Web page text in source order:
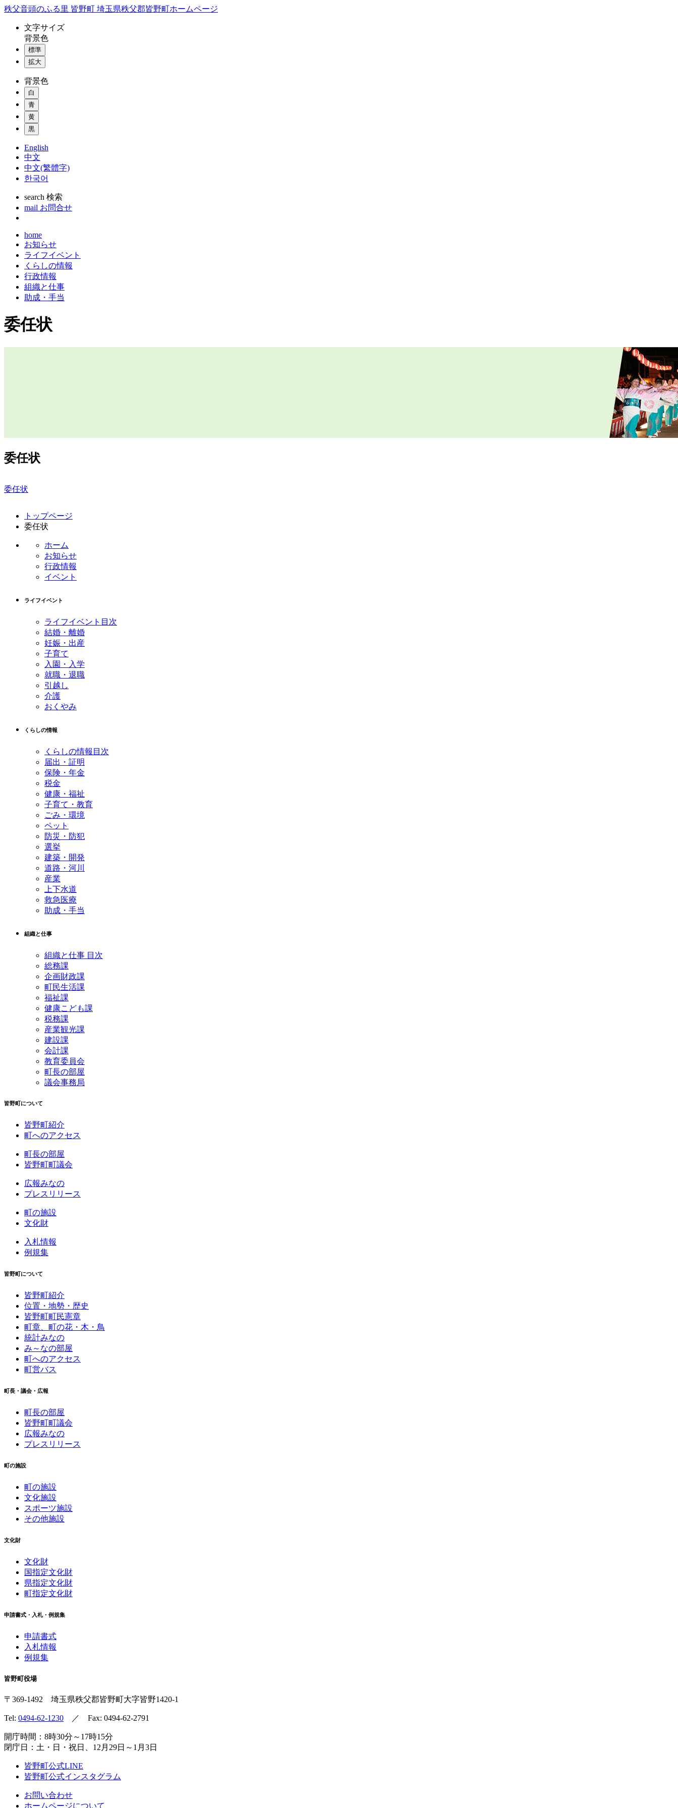
コ
秩父音頭のふる里 皆野町 埼玉県秩父郡皆野町ホームページ
文字サイズ
背景色
標準
拡大
背景色
白
青
黄
黒
English
中文
中文(繁體字)
한국어
search 検索
mail お問合せ
home
お知らせ
ライフイベント
くらしの情報
行政情報
組織と仕事
助成・手当
委任状
委任状
委任状
トップページ
委任状
ホーム
お知らせ
行政情報
イベント
ライフイベント
ライフイベント目次
結婚・離婚
妊娠・出産
子育て
入園・入学
就職・退職
引越し
介護
おくやみ
くらしの情報
くらしの情報目次
届出・証明
保険・年金
税金
健康・福祉
子育て・教育
ごみ・環境
ペット
防災・防犯
選挙
建築・開発
道路・河川
産業
上下水道
救急医療
助成・手当
組織と仕事
組織と仕事 目次
総務課
企画財政課
町民生活課
福祉課
健康こども課
税務課
産業観光課
建設課
会計課
教育委員会
町長の部屋
議会事務局
皆野町について
皆野町紹介
町へのアクセス
町長の部屋
皆野町町議会
広報みなの
プレスリリース
町の施設
文化財
入札情報
例規集
皆野町について
皆野町紹介
位置・地勢・歴史
皆野町町民憲章
町章、町の花・木・鳥
統計みなの
み～なの部屋
町へのアクセス
町営バス
町長・議会・広報
町長の部屋
皆野町町議会
広報みなの
プレスリリース
町の施設
町の施設
文化施設
スポーツ施設
その他施設
文化財
文化財
国指定文化財
県指定文化財
町指定文化財
申請書式・入札・例規集
申請書式
入札情報
例規集
皆野町役場
〒369-1492 埼玉県秩父郡皆野町 大字皆野1420-1
Tel: 0494-62-1230 ／ Fax: 0494-62-2791
開庁時間：8時30分～17時15分
閉庁日：土・日・祝日、12月29日～1月3日
皆野町公式LINE
皆野町公式インスタグラム
お問い合わせ
ホームページについて